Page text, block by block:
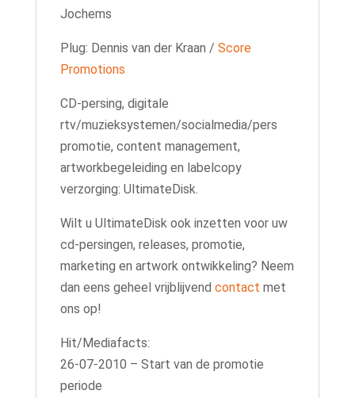
Jochems
Plug: Dennis van der Kraan / Score
Promotions
CD-persing, digitale
rtv/muzieksystemen/socialmedia/pers
promotie, content management,
artworkbegeleiding en labelcopy
verzorging: UltimateDisk.
Wilt u UltimateDisk ook inzetten voor uw
cd-persingen, releases, promotie,
marketing en artwork ontwikkeling? Neem
dan eens geheel vrijblijvend contact met
ons op!
Hit/Mediafacts:
26-07-2010 – Start van de promotie
periode